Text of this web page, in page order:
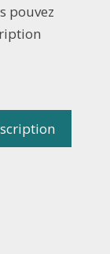
pouvez